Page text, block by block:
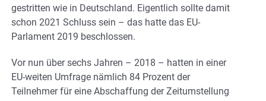
gestritten wie in Deutschland. Eigentlich sollte damit
schon 2021 Schluss sein – das hatte das EU-
Parlament 2019 beschlossen.
Vor nun über sechs Jahren – 2018 – hatten in einer
EU-weiten Umfrage nämlich 84 Prozent der
Teilnehmer für eine Abschaffung der Zeitumstellung